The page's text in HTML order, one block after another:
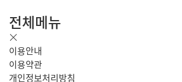
전체메뉴
이용안내
이용약관
개인정보처리방침